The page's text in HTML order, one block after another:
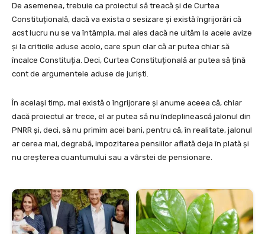
De asemenea, trebuie ca proiectul să treacă și de Curtea
Constituțională, dacă va exista o sesizare și există îngrijorări că
acst lucru nu se va întâmpla, mai ales dacă ne uităm la acele avize
și la criticile aduse acolo, care spun clar că ar putea chiar să
încalce Constituția. Deci, Curtea Constituțională ar putea să țină
cont de argumentele aduse de juriști.
În același timp, mai există o îngrijorare și anume aceea că, chiar
dacă proiectul ar trece, el ar putea să nu îndeplinească jalonul din
PNRR și, deci, să nu primim acei bani, pentru că, în realitate, jalonul
ar cerea mai, degrabă, impozitarea pensiilor aflată deja în plată și
nu creșterea cuantumului sau a vârstei de pensionare.